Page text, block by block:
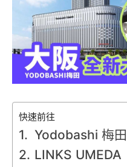
快速前往
Yodobashi 梅
LINKS UMEDA